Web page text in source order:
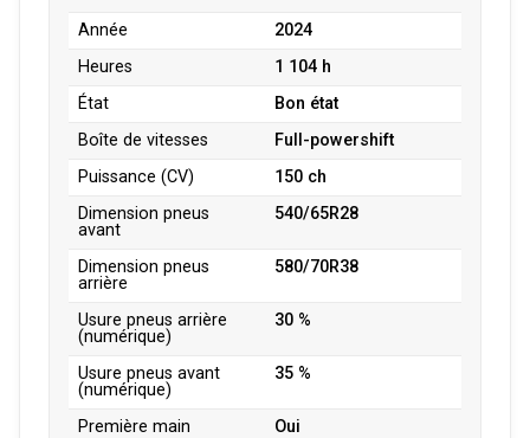
Année
2024
Heures
1 104 h
État
Bon état
Boîte de vitesses
Full-powershift
Puissance (CV)
150 ch
Dimension pneus
avant
540/65R28
Dimension pneus
arrière
580/70R38
Usure pneus arrière
(numérique)
30 %
Usure pneus avant
(numérique)
35 %
Première main
Oui